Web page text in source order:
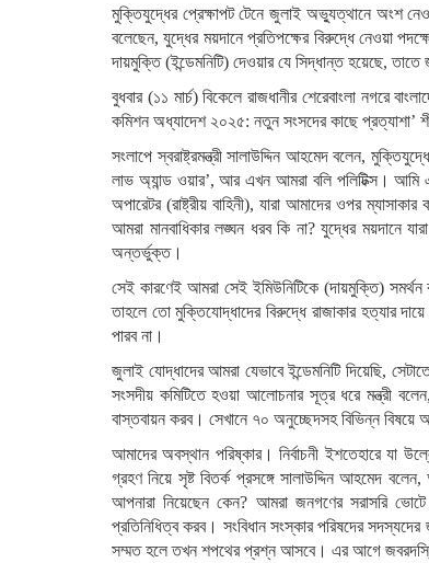
মুক্তিযুদ্ধের প্রেক্ষাপট টেনে জুলাই অভ্যুত্থানে অংশ
বলেছেন, যুদ্ধের ময়দানে প্রতিপক্ষের বিরুদ্ধে নেওয়া
দায়মুক্তি (ইন্ডেমনিটি) দেওয়ার যে সিদ্ধান্ত হয়েছে,
বুধবার (১১ মার্চ) বিকেলে রাজধানীর শেরেবাংলা নগরে
কমিশন অধ্যাদেশ ২০২৫: নতুন সংসদের কাছে প্রত্যাশা’
সংলাপে স্বরাষ্ট্রমন্ত্রী সালাউদ্দিন আহমেদ বলেন,
লাভ অ্যান্ড ওয়ার’, আর এখন আমরা বলি পলিটিক্স। আমি
অপারেটর (রাষ্ট্রীয় বাহিনী), যারা আমাদের ওপর
আমরা মানবাধিকার লঙ্ঘন ধরব কি না? যুদ্ধের ময়দানে
অন্তর্ভুক্ত।
সেই কারণেই আমরা সেই ইমিউনিটিকে (দায়মুক্তি)
তাহলে তো মুক্তিযোদ্ধাদের বিরুদ্ধে রাজাকার হত্যার
পারব না।
জুলাই যোদ্ধাদের আমরা যেভাবে ইন্ডেমনিটি দিয়েছি,
সংসদীয় কমিটিতে হওয়া আলোচনার সূত্র ধরে মন্ত্রী
বাস্তবায়ন করব। সেখানে ৭০ অনুচ্ছেদসহ বিভিন্ন
আমাদের অবস্থান পরিষ্কার। নির্বাচনী ইশতেহারে যা
গ্রহণ নিয়ে সৃষ্ট বিতর্ক প্রসঙ্গে সালাউদ্দিন আহমেদ
আপনারা নিয়েছেন কেন? আমরা জনগণের সরাসরি
প্রতিনিধিত্ব করব। সংবিধান সংস্কার পরিষদের
সম্মত হলে তখন শপথের প্রশ্ন আসবে। এর আগে জবরদস্তি